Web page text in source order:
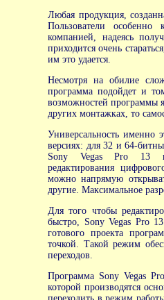
Любая продукция,
Пользователи
компанией, надеясь
приходится очень
им это удается.
Несмотря на обилие
программа подойдет и
возможностей программы
других монтажках, то
Универсальность именно
версиях: для 32 и 64-
Sony Vegas Pro 13
редактирования
можно напрямую
другие. Максимальное
Для того чтобы
быстро, Sony Vegas Pro
готового проекта
точкой. Такой режим
переходов.
Программа Sony Vegas
которой производятся